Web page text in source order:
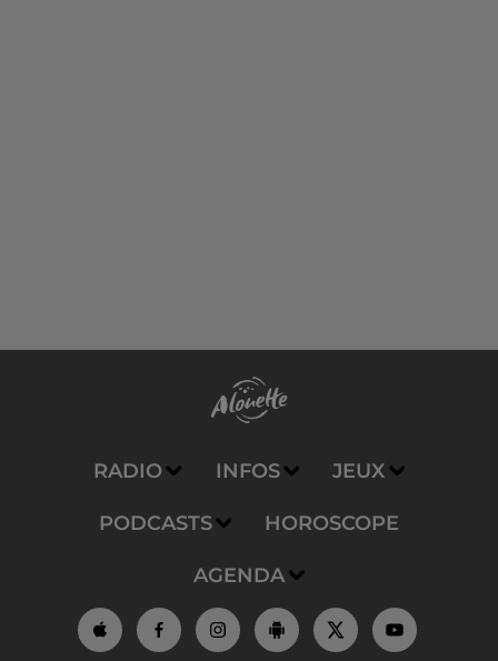
RADIO INFOS JEUX
PODCASTS HOROSCOPE
AGENDA